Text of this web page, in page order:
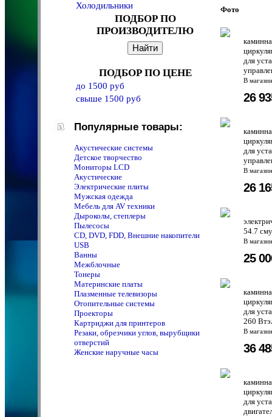
Холодильники
ПОДБОР ПО
ПРОИЗВОДИТЕЛЮ
ПОДБОР ПО ЦЕНЕ
до 1500 руб
свыше 1500 руб
Популярные товары:
Акустические системы
Детское творчество
Мониторы LCD
Акустические
Электрические плиты
Мужская одежда
Мебель для AV техники
Дыроколы, степлеры
Пылесосы
CD, DVD, FDD, Внешние накопители
USB
Ванны
Межблочные
Тонеры
Материнские платы
Плазменные телевизоры
Отопительные системы
Проекторы
Картриджи для принтеров
Резаки, обрезчики углов, вырубщики
отверстий
Женские наручные часы
Фото
для
В
26
для
В
26
54.7
В
25
для
260
В
36
для